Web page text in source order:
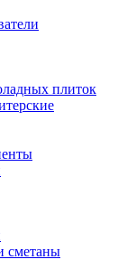
плиток
сметаны